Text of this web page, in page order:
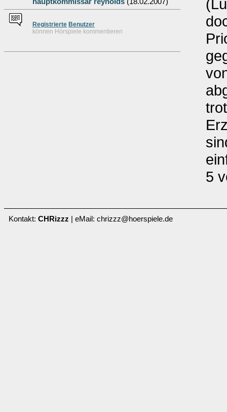
Registrierte Benutzer
können Hörspiele kommentieren
5
Kontakt: CHRizzz | eMail: chrizzz@hoerspiele.de